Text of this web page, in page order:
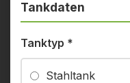
Tankdaten
Tanktyp *
Stahltank